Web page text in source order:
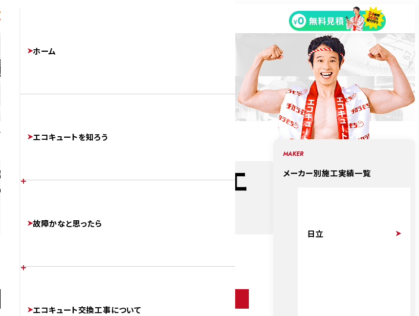
ホーム
エコキュートを知ろう
CHOOSE
故障かなと思ったら
エコキュート交換工事について
田で エコキュートを交換
坂戸市上吉田で エ
MAKER
メーカー別施工実績一覧
日立